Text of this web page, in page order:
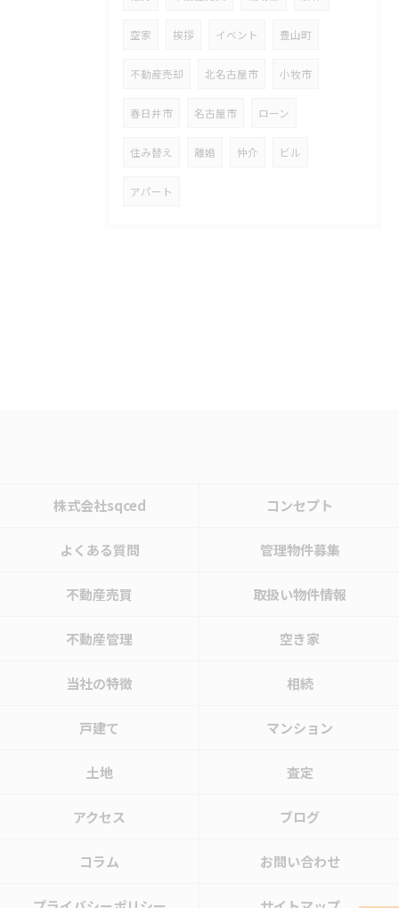
空家 挨拶 イベント 豊山町
不動産売却 北名古屋市 小牧市
春日井市 名古屋市 ローン
住み替え 離婚 仲介 ビル
アパート
株式会社sqced コンセプト
よくある質問 管理物件募集
不動産売買 取扱い物件情報
不動産管理 空き家
当社の特徴 相続
戸建て マンション
土地 査定
アクセス ブログ
コラム お問い合わせ